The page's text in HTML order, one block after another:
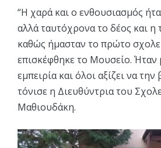
“Η χαρά και ο ενθουσιασμός
αλλά ταυτόχρονα το δέος και η
καθώς ήμασταν το πρώτο
επισκέφθηκε το Μουσείο. Ήταν
εμπειρία και όλοι αξίζει να
τόνισε η Διευθύντρια του
Μαθιουδάκη.